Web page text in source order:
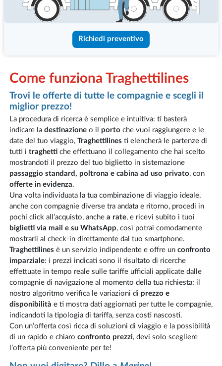
Richiedi preventivo
Come funziona Traghettilines
Trovi le offerte di tutte le compagnie e scegli il
miglior prezzo!
La procedura di ricerca è semplice e intuitiva: ti basterà
indicare la destinazioneo il porto che vuoi raggiungere e le
date del tuo viaggio, Traghettilines ti elencherà le partenze di
tutti i traghettiche effettuano il collegamento che hai scelto
mostrandoti il prezzo del tuo biglietto in sistemazione
passaggio standard, poltrona e cabina ad uso privato, con
offerte in evidenza.
Una volta individuata la tua combinazione di viaggio ideale,
anche con compagnie diverse tra andata e ritorno, procedi in
pochi click all’acquisto, anche a rate, e ricevi subito i tuoi
biglietti via mail e su WhatsApp, così potrai comodamente
mostrarli al check-in direttamente dal tuo smartphone.
Traghettilines è un servizio indipendente e offre un confronto
imparziale: i prezzi indicati sono il risultato di ricerche
effettuate in tempo reale sulle tariffe ufficiali applicate dalle
compagnie di navigazione al momento della tua richiesta: il
nostro algoritmo verifica le variazioni di prezzo e
disponibilità e ti mostra dati aggiornati per tutte le compagnie,
indicandoti la tipologia di tariffa, senza costi nascosti.
Con un’offerta così ricca di soluzioni di viaggio e la possibilità
di un rapido e chiaro confronto prezzi, devi solo scegliere
l’offerta più conveniente per te!